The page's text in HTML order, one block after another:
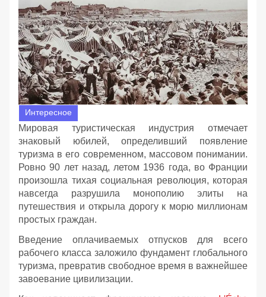
Интересное
Мировая туристическая индустрия отмечает
знаковый юбилей, определивший появление
туризма в его современном, массовом понимании.
Ровно 90 лет назад, летом 1936 года, во Франции
произошла тихая социальная революция, которая
навсегда разрушила монополию элиты на
путешествия и открыла дорогу к морю миллионам
простых граждан.
Введение оплачиваемых отпусков для всего
рабочего класса заложило фундамент глобального
туризма, превратив свободное время в важнейшее
завоевание цивилизации.